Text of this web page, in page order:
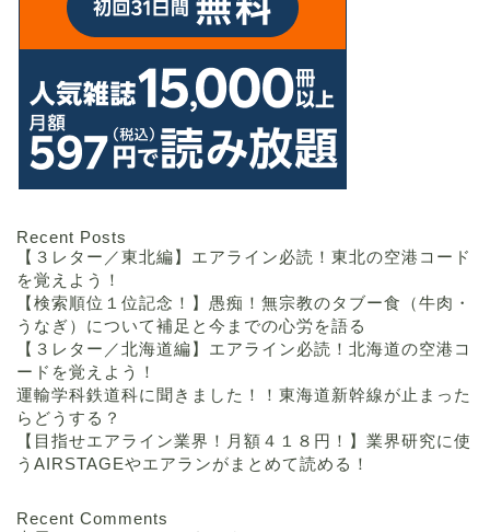
Recent Posts
【３レター／東北編】エアライン必読！東北の空港コード
を覚えよう！
【検索順位１位記念！】愚痴！無宗教のタブー食（牛肉・
うなぎ）について補足と今までの心労を語る
【３レター／北海道編】エアライン必読！北海道の空港コ
ードを覚えよう！
運輸学科鉄道科に聞きました！！東海道新幹線が止まった
らどうする？
【目指せエアライン業界！月額４１８円！】業界研究に使
うAIRSTAGEやエアランがまとめて読める！
Recent Comments